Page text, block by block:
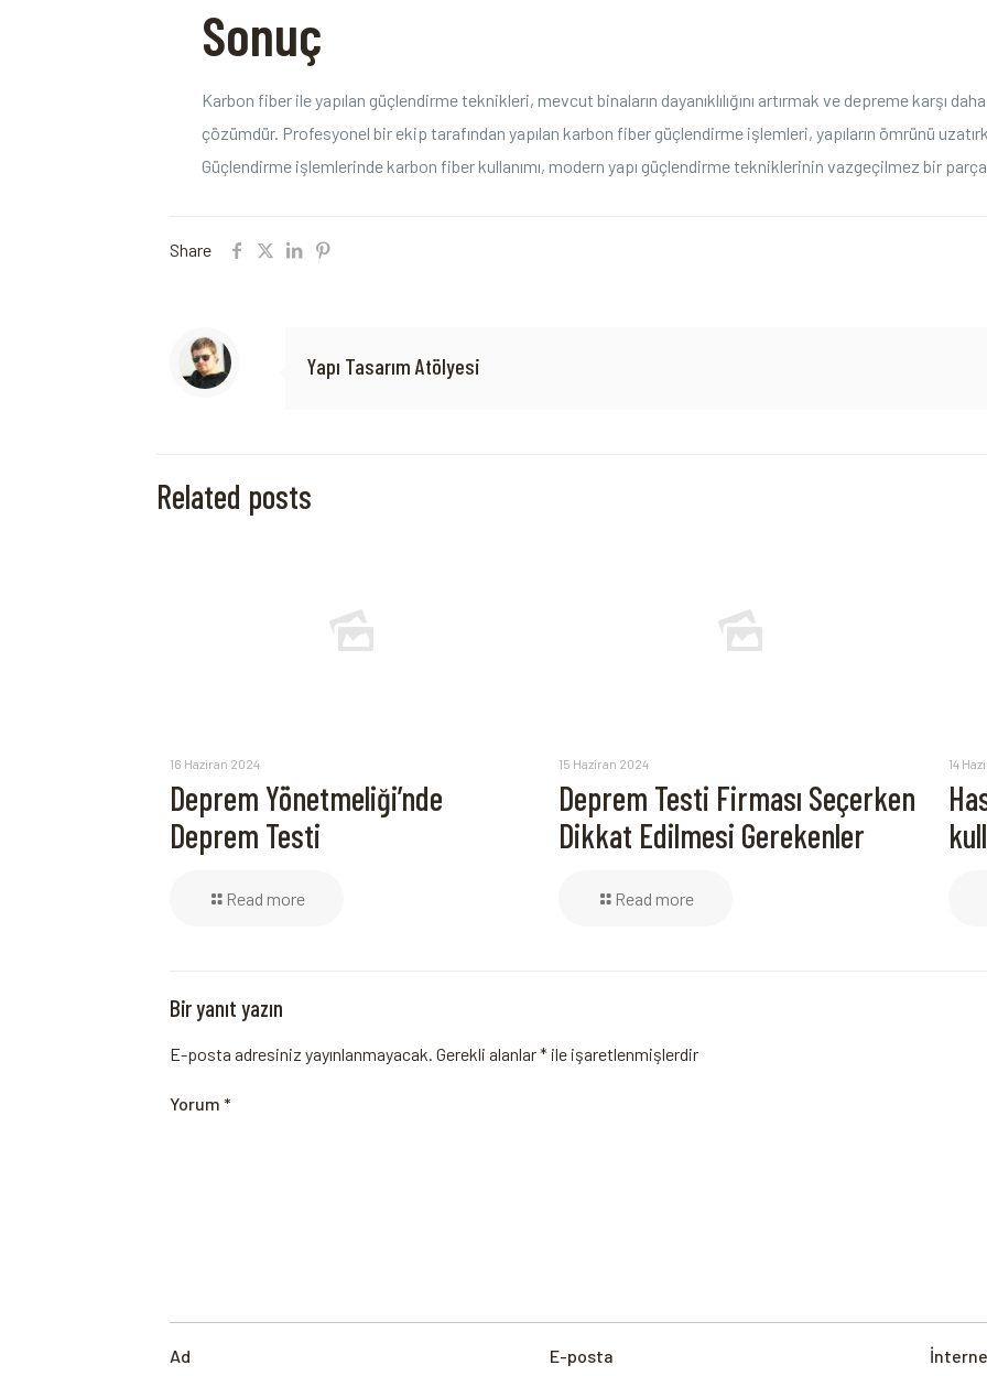
Sonuç
Karbon fiber ile yapılan güçlendirme teknikleri, mevcut⁣ binaların dayanıklılığını artırmak ⁢ve depreme‌ karşı
çözümdür. Profesyonel bir ekip tarafından yapılan ​karbon fiber ​güçlendirme ⁢işlemleri, yapıların ömrünü
Güçlendirme işlemlerinde karbon fiber ‌kullanımı,‌ modern yapı güçlendirme tekniklerinin vazgeçilmez bir
Share
Yapı Tasarım Atölyesi
Related posts
16 Haziran 2024
Deprem Yönetmeliği’nde
Deprem Testi
Read more
15 Haziran 2024
Deprem Testi Firması Seçerken
Dikkat Edilmesi Gerekenler
Read more
14
Bir yanıt yazın
E-posta adresiniz yayınlanmayacak. Gerekli alanlar* ile işaretlenmişlerdir
Yorum *
Ad E-posta